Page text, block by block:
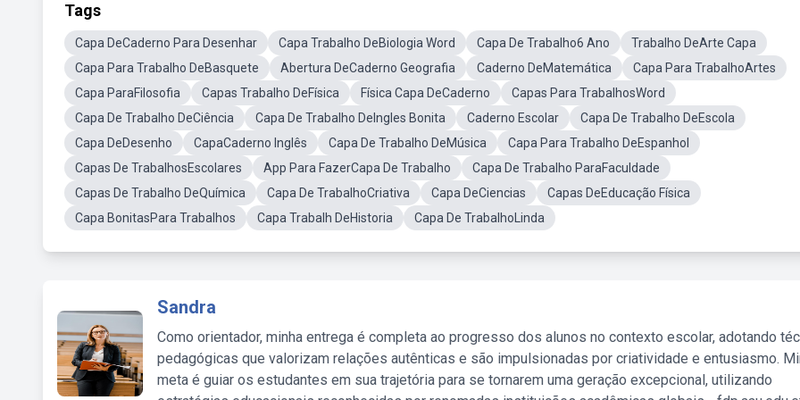
Tags
Capa DeCaderno Para Desenhar Capa Trabalho DeBiologia Word Capa De Trabalho6 Ano
Trabalho DeArte Capa
Capa Para Trabalho DeBasquete
Abertura DeCaderno Geografia Caderno DeMatemática
Capa Para TrabalhoArtes
Capa ParaFilosofia
Capas Trabalho DeFísica Física Capa DeCaderno
Capas Para TrabalhosWord
Capa De Trabalho DeCiência
Capa De Trabalho DeIngles Bonita Caderno Escolar
Capa De Trabalho DeEscola
Capa DeDesenho
CapaCaderno Inglês Capa De Trabalho DeMúsica
Capa Para Trabalho DeEspanhol
Capas De TrabalhosEscolares
App Para FazerCapa De Trabalho
Capa De Trabalho ParaFaculdade
Capas De Trabalho DeQuímica
Capa De TrabalhoCriativa Capa DeCiencias
Capas DeEducação Física
Capa BonitasPara Trabalhos
Capa Trabalh DeHistoria Capa De TrabalhoLinda
Sandra
Como orientador, minha entrega é completa ao progresso dos alunos no contexto escolar, adotando
pedagógicas que valorizam relações autênticas e são impulsionadas por criatividade e entusiasmo.
meta é guiar os estudantes em sua trajetória para se tornarem uma geração excepcional, utilizando